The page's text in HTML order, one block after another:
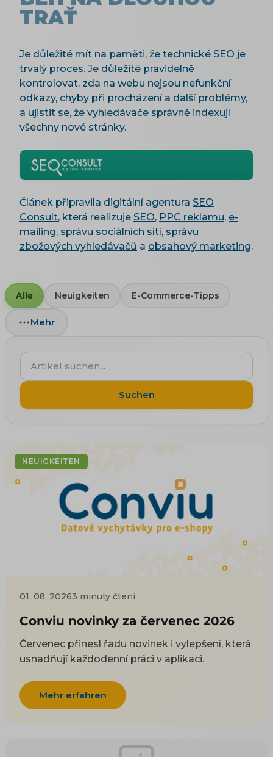
TRAŤ
Je důležité mít na paměti, že technické SEO je
trvalý proces. Je důležité pravidelně
kontrolovat, zda na webu nejsou nefunkční
odkazy, chyby při procházení a další problémy,
a ujistit se, že vyhledávače správně indexují
všechny nové stránky.
Článek připravila digitální agentura SEO
Consult, která realizuje SEO, PPC reklamu, e-
mailing, správu sociálních sítí, správu
zbožových vyhledávačů a obsahový marketing.
Alle Neuigkeiten E-Commerce-Tipps
Mehr
Artikel
suchen...
Suchen
NEUIGKEITEN
01. 08. 20263 minuty čtení
Conviu novinky za červenec 2026
Červenec přinesl řadu novinek i vylepšení, která
usnadňují každodenní práci v aplikaci.
Mehr erfahren